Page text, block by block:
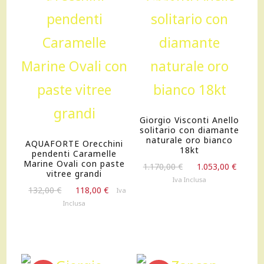
OFFERTA!
AQUAFORTE Orecchini
pendenti Caramelle
Marine Ovali con paste
vitree grandi
132,00€
prezzo
118,00€
IlIva
Inclusa
OFFERTA!
Giorgio Visconti Anello
solitario con diamante
naturale oro bianco
18kt
1.170,00€
prezzo
1.053,00 €
Iva Inclusa